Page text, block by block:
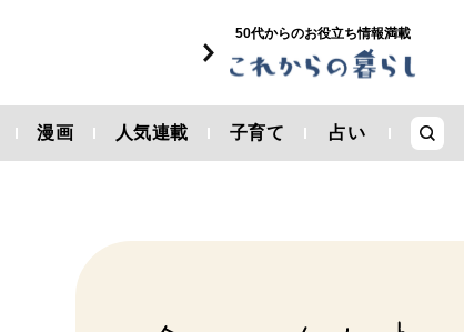
50代からのお役立ち情報満載
漫画 人気連載 子育て 占い